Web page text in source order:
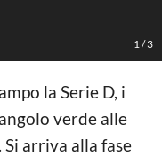
1 /3
la Serie D, i
verde alle
arriva alla fase